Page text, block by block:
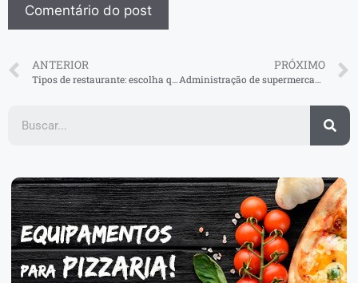
ANTERIOR
Tipos de restaurante: escolha qual o melhor para seu negócio
PRÓXIMO
Administração de supermercados: como fazer o melhor pelo seu negócio